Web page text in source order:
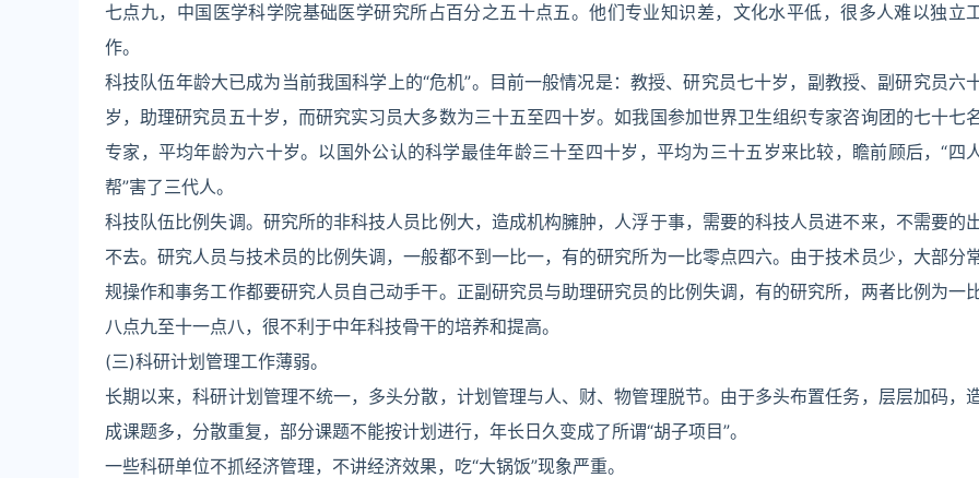
七点九，中国医学科学院基础医学研究所占百分之五十点五。他们专业知识差，文化水平低，很多人难以独立
作。
科技队伍年龄大已成为当前我国科学上的“危机”。目前一般情况是：教授、研究员七十岁，副教授、副研究员六
岁，助理研究员五十岁，而研究实习员大多数为三十五至四十岁。如我国参加世界卫生组织专家咨询团的七十七
专家，平均年龄为六十岁。以国外公认的科学最佳年龄三十至四十岁，平均为三十五岁来比较，瞻前顾后，“四
帮”害了三代人。
科技队伍比例失调。研究所的非科技人员比例大，造成机构臃肿，人浮于事，需要的科技人员进不来，不需要的
不去。研究人员与技术员的比例失调，一般都不到一比一，有的研究所为一比零点四六。由于技术员少，大部分
规操作和事务工作都要研究人员自己动手干。正副研究员与助理研究员的比例失调，有的研究所，两者比例为一
八点九至十一点八，很不利于中年科技骨干的培养和提高。
(三)科研计划管理工作薄弱。
长期以来，科研计划管理不统一，多头分散，计划管理与人、财、物管理脱节。由于多头布置任务，层层加码，
成课题多，分散重复，部分课题不能按计划进行，年长日久变成了所谓“胡子项目”。
一些科研单位不抓经济管理，不讲经济效果，吃“大锅饭”现象严重。